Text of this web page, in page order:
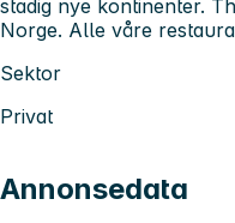
stadig nye kontinenter.
Norge. Alle våre
Sektor
Privat
Annonsedata